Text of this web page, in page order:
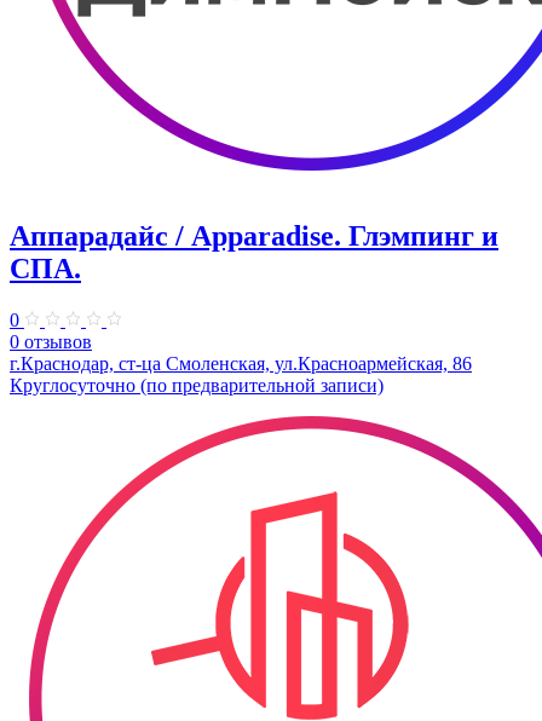
Аппарадайс / Apparadise. ​Глэмпинг и
СПА.
0
0 отзывов
г.Краснодар, ст-ца Смоленская, ул.​Красноармейская, 86
Круглосуточно (по предварительной записи)